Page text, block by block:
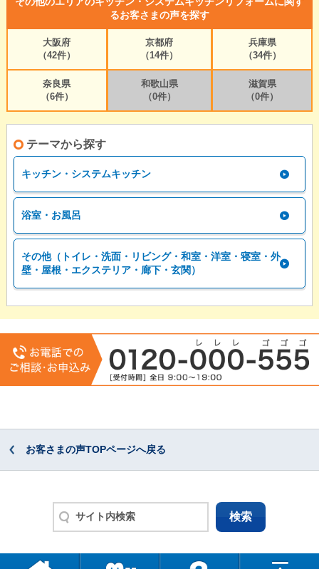
るお客さまの声を探す
大阪府
（42件）
京都府
（14件）
兵庫県
（34件）
奈良県
（6件）
和歌山県
（0件）
滋賀県
（0件）
テーマから探す
キッチン・システムキッチン
浴室・お風呂
その他（トイレ・洗面・リビング・和室・洋室・寝室・外
壁・屋根・エクステリア・廊下・玄関）
お客さまの声TOPページへ戻る